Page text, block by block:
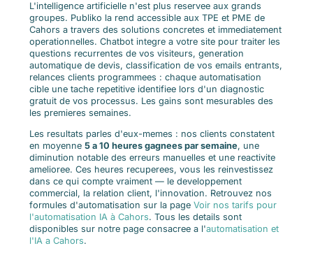
L'intelligence artificielle n'est plus reservee aux grands
groupes. Publiko la rend accessible aux TPE et PME de
Cahors a travers des solutions concretes et immediatement
operationnelles. Chatbot integre a votre site pour traiter les
questions recurrentes de vos visiteurs, generation
automatique de devis, classification de vos emails entrants,
relances clients programmees : chaque automatisation
cible une tache repetitive identifiee lors d'un diagnostic
gratuit de vos processus. Les gains sont mesurables des
les premieres semaines.
Les resultats parles d'eux-memes : nos clients constatent
en moyenne5 a 10 heures gagnees par semaine, une
diminution notable des erreurs manuelles et une reactivite
amelioree. Ces heures recuperees, vous les reinvestissez
dans ce qui compte vraiment — le developpement
commercial, la relation client, l'innovation. Retrouvez nos
formules d'automatisation sur la pageVoir nos tarifs pour
l'automatisation IA à Cahors. Tous les details sont
disponibles sur notre page consacree a l'automatisation et
l'IA a Cahors.